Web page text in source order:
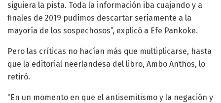
siguiera la pista. Toda la información iba cuajando y a
finales de 2019 pudimos descartar seriamente a la
mayoría de los sospechosos”, explicó a Efe Pankoke.
Pero las críticas no hacían más que multiplicarse, hasta
que la editorial neerlandesa del libro, Ambo Anthos, lo
retiró.
“En un momento en que el antisemitismo y la negación y